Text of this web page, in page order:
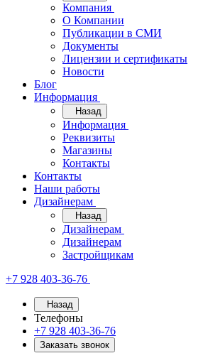
Компания
О Компании
Публикации в СМИ
Документы
Лицензии и сертификаты
Новости
Блог
Информация
Назад
Информация
Реквизиты
Магазины
Контакты
Контакты
Наши работы
Дизайнерам
Назад
Дизайнерам
Дизайнерам
Застройщикам
+7 928 403-36-76
Назад
Телефоны
+7 928 403-36-76
Заказать звонок